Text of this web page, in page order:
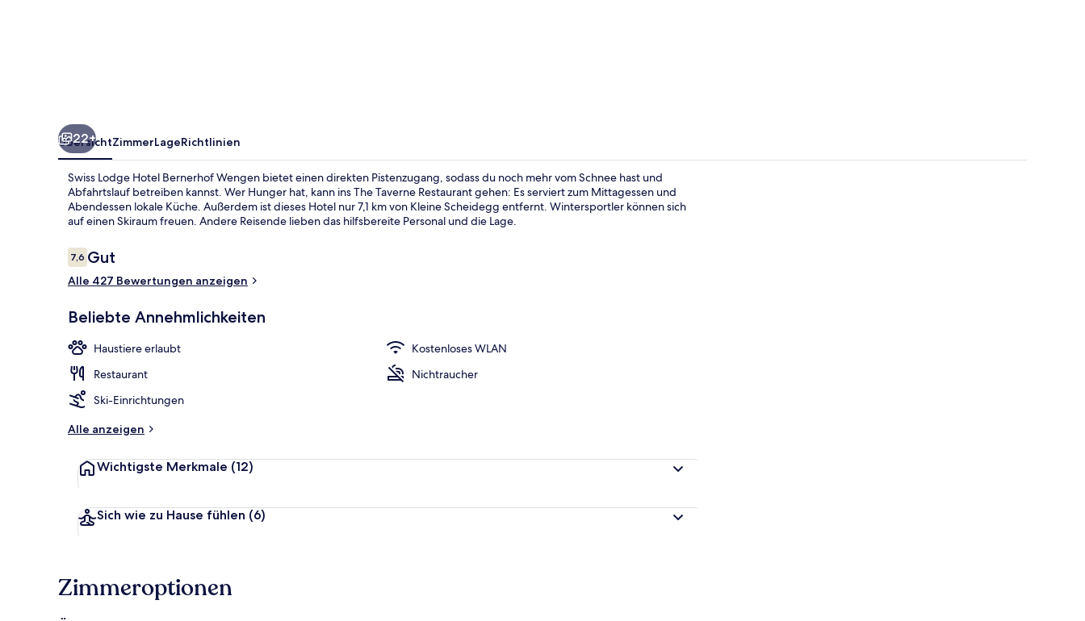
22+
ÜbersichtZimmerLageRichtlinien
Swiss Lodge Hotel Bernerhof Wengen bietet einen direkten Pistenzugang, sodass du noch mehr vom Schnee hast und
Abfahrtslauf betreiben kannst. Wer Hunger hat, kann ins The Taverne Restaurant gehen: Es serviert zum Mittagessen und
Abendessen lokale Küche. Außerdem ist dieses Hotel nur 7,1 km von Kleine Scheidegg entfernt. Wintersportler können sich
auf einen Skiraum freuen. Andere Reisende lieben das hilfsbereite Personal und die Lage.
Bewertungen
7,67,6 von 10.
Gut
Alle 427 Bewertungen anzeigen
Beliebte Annehmlichkeiten
Haustiere erlaubt
Kostenloses WLAN
Restaurant
Nichtraucher
Ski-Einrichtungen
Alle anzeigen
Wichtigste Merkmale (12)
Sich wie zu Hause fühlen (6)
Zimmeroptionen